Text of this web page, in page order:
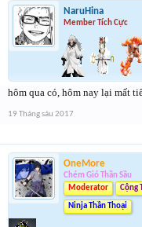
NaruHina
Member Tích Cực
hôm qua có, hôm nay lại mất
19 Tháng sáu 2017
OneMore
Chém Gió Thần Sầu
Moderator
Cộng
Ninja Thần Thoại